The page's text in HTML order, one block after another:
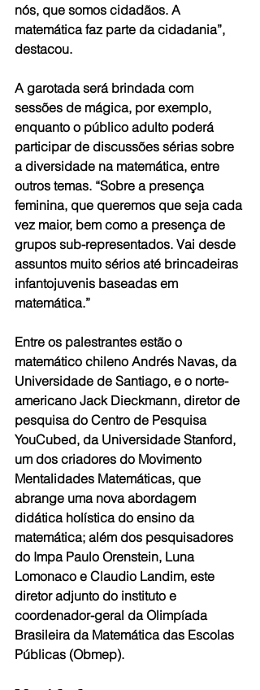
nós, que somos cidadãos. A
matemática faz parte da cidadania”,
destacou.
A garotada será brindada com
sessões de mágica, por exemplo,
enquanto o público adulto poderá
participar de discussões sérias sobre
a diversidade na matemática, entre
outros temas. “Sobre a presença
feminina, que queremos que seja cada
vez maior, bem como a presença de
grupos sub-representados. Vai desde
assuntos muito sérios até brincadeiras
infantojuvenis baseadas em
matemática.”
Entre os palestrantes estão o
matemático chileno Andrés Navas, da
Universidade de Santiago, e o norte-
americano Jack Dieckmann, diretor de
pesquisa do Centro de Pesquisa
YouCubed, da Universidade Stanford,
um dos criadores do Movimento
Mentalidades Matemáticas, que
abrange uma nova abordagem
didática holística do ensino da
matemática; além dos pesquisadores
do Impa Paulo Orenstein, Luna
Lomonaco e Claudio Landim, este
diretor adjunto do instituto e
coordenador-geral da Olimpíada
Brasileira da Matemática das Escolas
Públicas (Obmep).